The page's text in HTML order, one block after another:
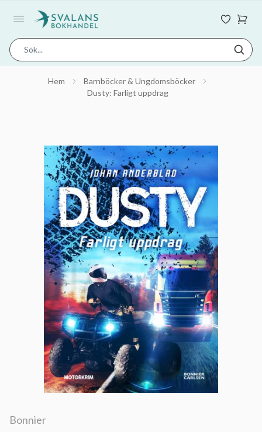
Hem
Barnböcker & Ungdomsböcker
Dusty: Farligt uppdrag
Bonnier